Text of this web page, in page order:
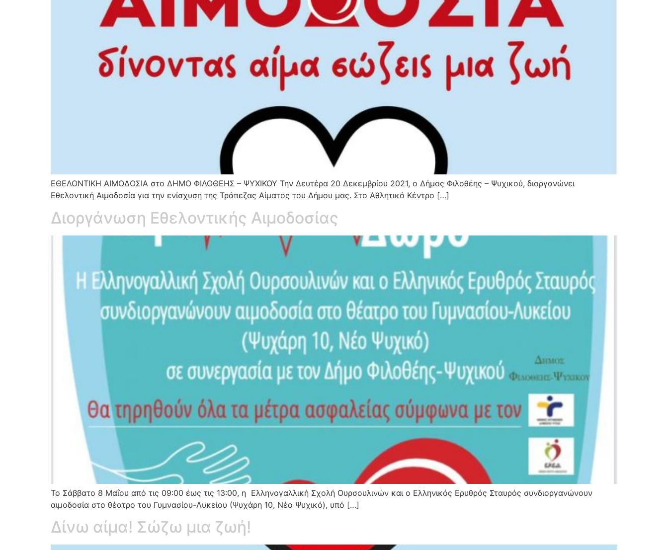
ΕΘΕΛΟΝΤΙΚΗ ΑΙΜΟΔΟΣΙΑ στο ΔΗΜΟ ΦΙΛΟΘΕΗΣ – ΨΥΧΙΚΟΥ Την Δευτέρα 20 Δεκεμβρίου 2021, ο Δήμος Φιλοθέης – Ψυχικού, διοργανώνει
Εθελοντική Αιμοδοσία για την ενίσχυση της Τράπεζας Αίματος του Δήμου μας. Στο Αθλητικό Κέντρο […]
Διοργάνωση Εθελοντικής Αιμοδοσίας
Το Σάββατο 8 Μαΐου από τις 09:00 έως τις 13:00, η Ελληνογαλλική Σχολή Ουρσουλινών και ο Ελληνικός Ερυθρός Σταυρός συνδιοργανώνουν
αιμοδοσία στο θέατρο του Γυμνασίου-Λυκείου (Ψυχάρη 10, Νέο Ψυχικό), υπό […]
Δίνω αίμα! Σώζω μια ζωή!